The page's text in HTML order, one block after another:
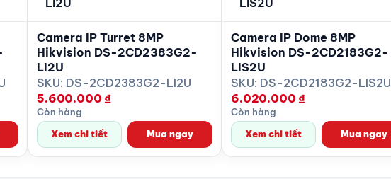
tính năng ANR.
CameraDDNS.
Camera IP Turret 8MP
Hikvision DS-2CD2383G2-
LI2U
SKU: DS-2CD2383G2-LI2U
5.600.000 ₫
Còn hàng
Xem chi tiết
Mua ngay
Camera IP Dome 8MP
Hikvision DS-2CD2183G2-
LIS2U
SKU: DS-2CD2183G2-LIS2U
6.020.000 ₫
Còn hàng
Xem chi tiết
Mua ngay